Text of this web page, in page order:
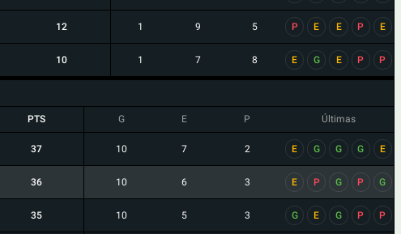
12 1 9 5 P E E P E
10 1 7 8 E G E P P
PTS G E P Últimas
37 10 7 2 E G G G E
36 10 6 3 E P G P G
35 10 5 3 G E G P P